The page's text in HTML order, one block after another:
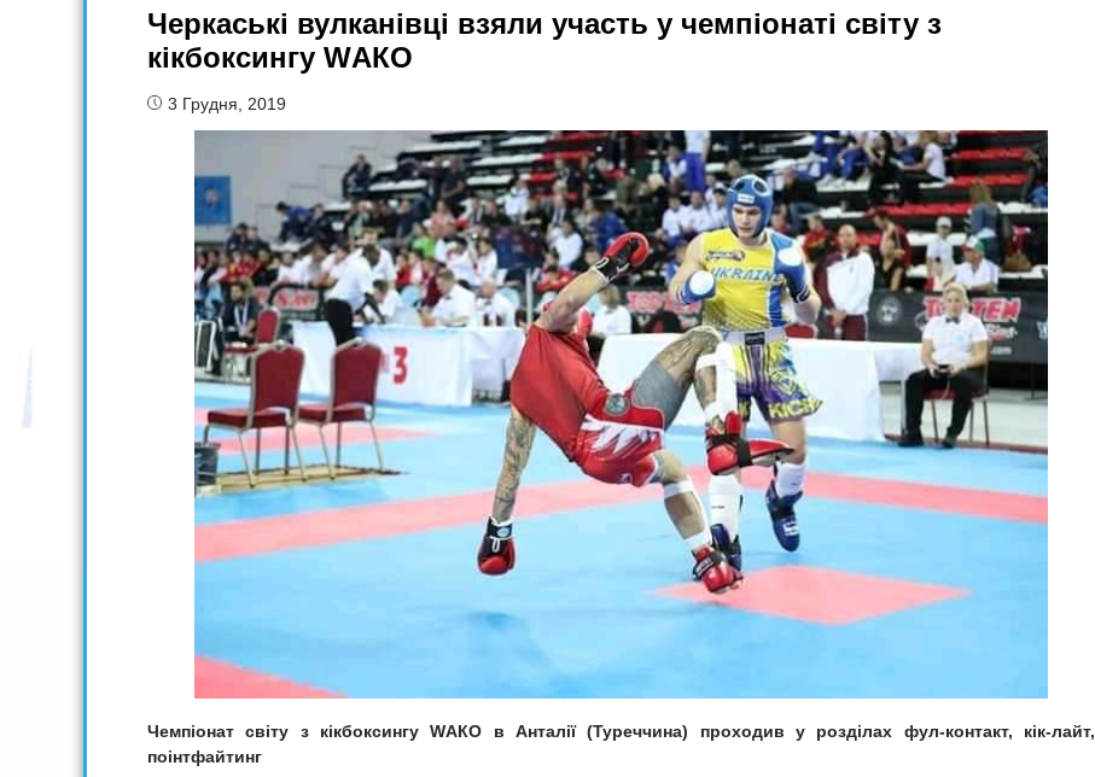
Черкаські вулканівці взяли участь у чемпіонаті світу з
кікбоксингу WАКО
3 Грудня, 2019
Чемпіонат світу з кікбоксингуWАКО в Анталії (Туреччина) проходив у розділах фул-контакт, кік-лайт,
поінтфайтинг